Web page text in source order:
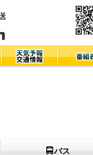
バス